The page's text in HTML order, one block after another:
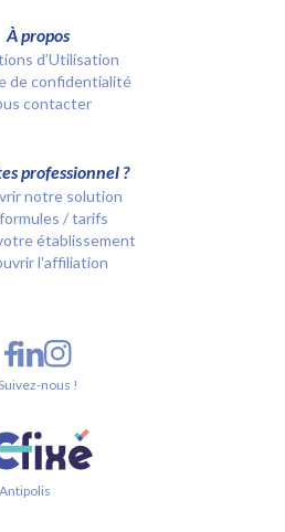
À propos
d’Utilisation
de confidentialité
contacter
professionnel ?
notre solution
/ tarifs
établissement
l'affiliation
nous !